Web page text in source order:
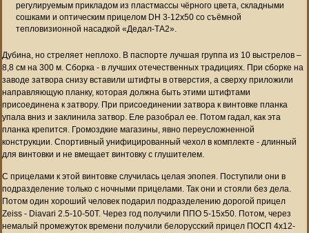
регулируемым прикладом из пластмассы чёрного цвета, складными
сошками и оптическим прицелом DH 3-12х50 со съёмной
тепловизионной насадкой «Дедал-ТА2».
Дубина, но стреляет неплохо. В паспорте лучшая группа из 10 выстрелов –
8,8 см на 300 м. Сборка - в лучших отечественных традициях. При сборке на
заводе затвора снизу вставили штифты в отверстия, а сверху приложили
направляющую планку, которая должна быть этими штифтами
присоединена к затвору. При присоединении затвора к винтовке планка
упала вниз и заклинила затвор. Еле разобрал ее. Потом гадал, как эта
планка крепится. Громоздкие магазины, явно переусложненной
конструкции. Спортивный унифицированный чехол в комплекте - длинный
для винтовки и не вмещает винтовку с глушителем.
С прицелами к этой винтовке случилась целая эпопея. Поступили они в
подразделение только с ночными прицелами. Так они и стояли без дела.
Потом один хороший человек подарил подразделению дорогой прицел
Zeiss - Diavari 2.5-10-50T. Через год получили ППО 5-15х50. Потом, через
немалый промежуток времени получили белорусский прицел ПОСП 4х12-